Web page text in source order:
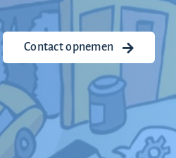
Contact opnemen